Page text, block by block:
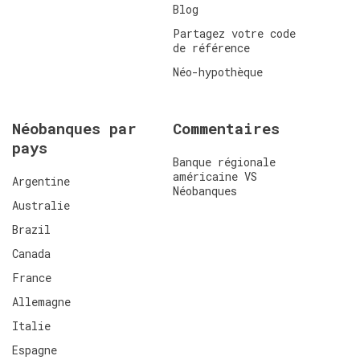
Blog
Partagez votre code
de référence
Néo-hypothèque
Néobanques par
pays
Argentine
Australie
Brazil
Canada
France
Allemagne
Italie
Espagne
Commentaires
Banque régionale
américaine VS
Néobanques